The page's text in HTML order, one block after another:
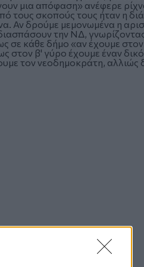
μια απόφαση» ανέφερε
τους σκοπούς τους ήταν η
Αν δρούμε μεμονωμένα η
την ΝΔ,
σε κάθε δήμο «αν έχουμε
στον β' γύρο έχουμε έναν
τον νεοδημοκράτη, αλλιώς